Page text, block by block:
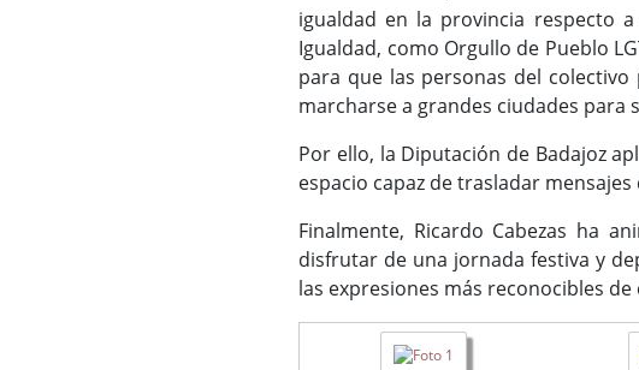
igualdad en la provincia respecto
Igualdad, como Orgullo de Pueblo
para que las personas del
marcharse a grandes ciudades para
Por ello, la Diputación de Badajoz
espacio capaz de trasladar
Finalmente, Ricardo Cabezas ha
disfrutar de una jornada festiva y
las expresiones más reconocibles